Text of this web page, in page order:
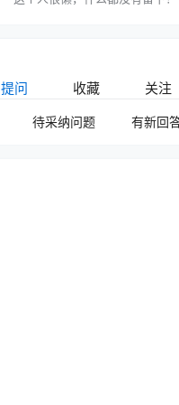
提问 收藏 关注
待采纳问题 有新回